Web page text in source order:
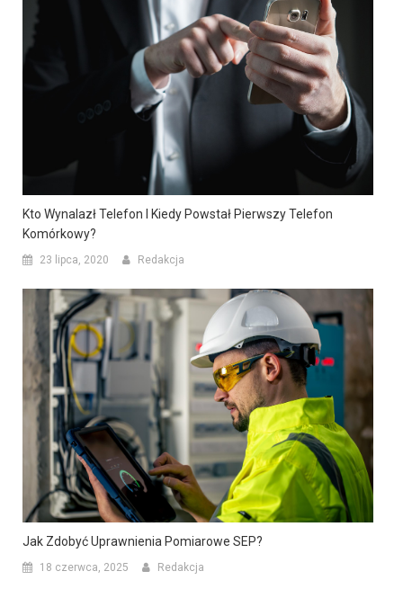
Kto Wynalazł Telefon I Kiedy Powstał Pierwszy Telefon
Komórkowy?
23 lipca, 2020 Redakcja
Jak Zdobyć Uprawnienia Pomiarowe SEP?
18 czerwca, 2025 Redakcja